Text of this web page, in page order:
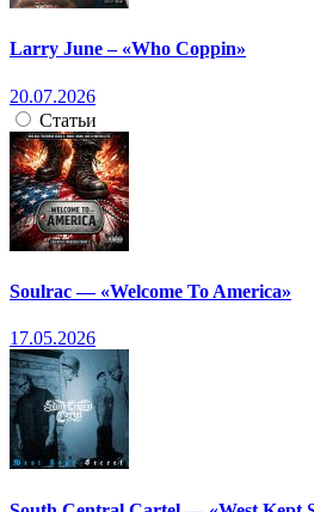
Larry June – «Who Coppin»
20.07.2026
Статьи
Soulrac — «Welcome To America»
17.05.2026